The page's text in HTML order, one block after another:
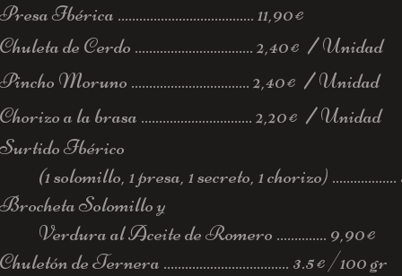
Presa Ibérica ...................................... 11,90€
Chuleta de Cerdo ................................. 2,40€ /Unidad
Pincho Moruno ................................. 2,40€ /Unidad
Chorizo a la brasa ...............................2,20€ /Unidad
Surtido Ibérico
(1 solomillo, 1 presa, 1 secreto, 1 chorizo) ..................
Brocheta Solomillo y
Verdura al Aceite de Romero .............. 9,90€
Chuletón de Ternera ................................... 3.5€/100 gr